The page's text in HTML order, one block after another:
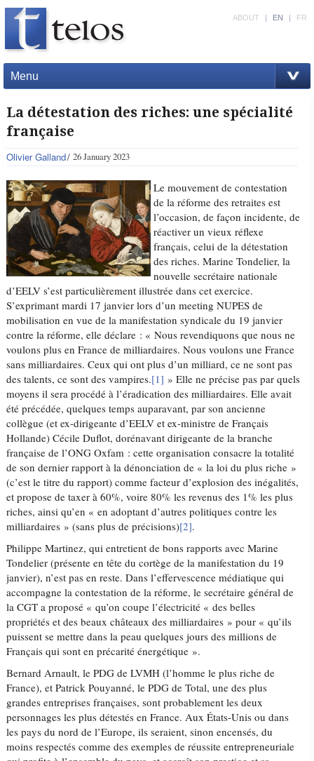
Menu
ABOUT | EN | FR
La détestation des riches: une spécialité
française
Olivier Galland 26 January 2023
Le mouvement de contestation
de la réforme des retraites est
l’occasion, de façon incidente, de
réactiver un vieux réflexe
français, celui de la détestation
des riches. Marine Tondelier, la
nouvelle secrétaire nationale
d’EELV s’est particulièrement illustrée dans cet exercice.
S’exprimant mardi 17 janvier lors d’un meeting NUPES de
mobilisation en vue de la manifestation syndicale du 19 janvier
contre la réforme, elle déclare : « Nous revendiquons que nous ne
voulons plus en France de milliardaires. Nous voulons une France
sans milliardaires. Ceux qui ont plus d’un milliard, ce ne sont pas
des talents, ce sont des vampires.[1] » Elle ne précise pas par quels
moyens il sera procédé à l’éradication des milliardaires. Elle avait
été précédée, quelques temps auparavant, par son ancienne
collègue (et ex-dirigeante d’EELV et ex-ministre de Français
Hollande) Cécile Duflot, dorénavant dirigeante de la branche
française de l’ONG Oxfam : cette organisation consacre la totalité
de son dernier rapport à la dénonciation de « la loi du plus riche »
(c’est le titre du rapport) comme facteur d’explosion des inégalités,
et propose de taxer à 60%, voire 80% les revenus des 1% les plus
riches, ainsi qu’en « en adoptant d’autres politiques contre les
milliardaires » (sans plus de précisions)[2].
Philippe Martinez, qui entretient de bons rapports avec Marine
Tondelier (présente en tête du cortège de la manifestation du 19
janvier), n’est pas en reste. Dans l’effervescence médiatique qui
accompagne la contestation de la réforme, le secrétaire général de
la CGT a proposé « qu’on coupe l’électricité « des belles
propriétés et des beaux châteaux des milliardaires » pour « qu’ils
puissent se mettre dans la peau quelques jours des millions de
Français qui sont en précarité énergétique ».
Bernard Arnault, le PDG de LVMH (l’homme le plus riche de
France), et Patrick Pouyanné, le PDG de Total, une des plus
grandes entreprises françaises, sont probablement les deux
personnages les plus détestés en France. Aux États-Unis ou dans
les pays du nord de l’Europe, ils seraient, sinon encensés, du
moins respectés comme des exemples de réussite entrepreneuriale